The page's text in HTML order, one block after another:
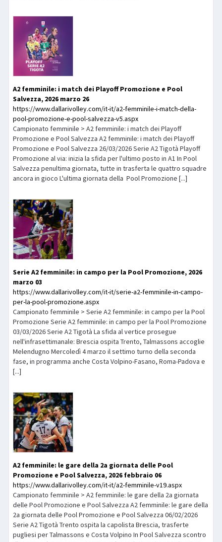
A2 femminile: i match dei Playoff Promozione e Pool
Salvezza, 2026 marzo 26
https://www.dallarivolley.com/it-it/a2-femminile-i-match-della-
pool-promozione-e-pool-salvezza-v5.aspx
Campionato femminile > A2 femminile: i match dei Playoff
Promozione e Pool Salvezza A2 femminile: i match dei Playoff
Promozione e Pool Salvezza 26/03/2026 Serie A2 Tigotà Playoff
Promozione al via: inizia la sfida per l'ultimo posto in A1 In Pool
Salvezza penultima giornata, tutte in trasferta le quattro squadre
ancora in gioco L'ultima giornata della Pool Promozione [...]
Serie A2 femminile: in campo per la Pool Promozione, 2026
marzo 03
https://www.dallarivolley.com/it-it/serie-a2-femminile-in-campo-
per-la-pool-promozione.aspx
Campionato femminile > Serie A2 femminile: in campo per la Pool
Promozione Serie A2 femminile: in campo per la Pool Promozione
03/03/2026 Serie A2 Tigotà La sfida al vertice prosegue
nell'infrasettimanale: Brescia ospita Trento, Talmassons accoglie
Melendugno Mercoledì 4 marzo il settimo turno della seconda
fase, in programma anche Costa Volpino-Fasano, Roma-Padova e
[...]
A2 femminile: le gare della 2a giornata delle Pool
Promozione e Pool Salvezza, 2026 febbraio 06
https://www.dallarivolley.com/it-it/a2-femminile-v19.aspx
Campionato femminile > A2 femminile: le gare della 2a giornata
delle Pool Promozione e Pool Salvezza A2 femminile: le gare della
2a giornata delle Pool Promozione e Pool Salvezza 06/02/2026
Serie A2 Tigotà Trento ospita la capolista Brescia, trasferte
pugliesi per Talmassons e Costa Volpino In Pool Salvezza scontro